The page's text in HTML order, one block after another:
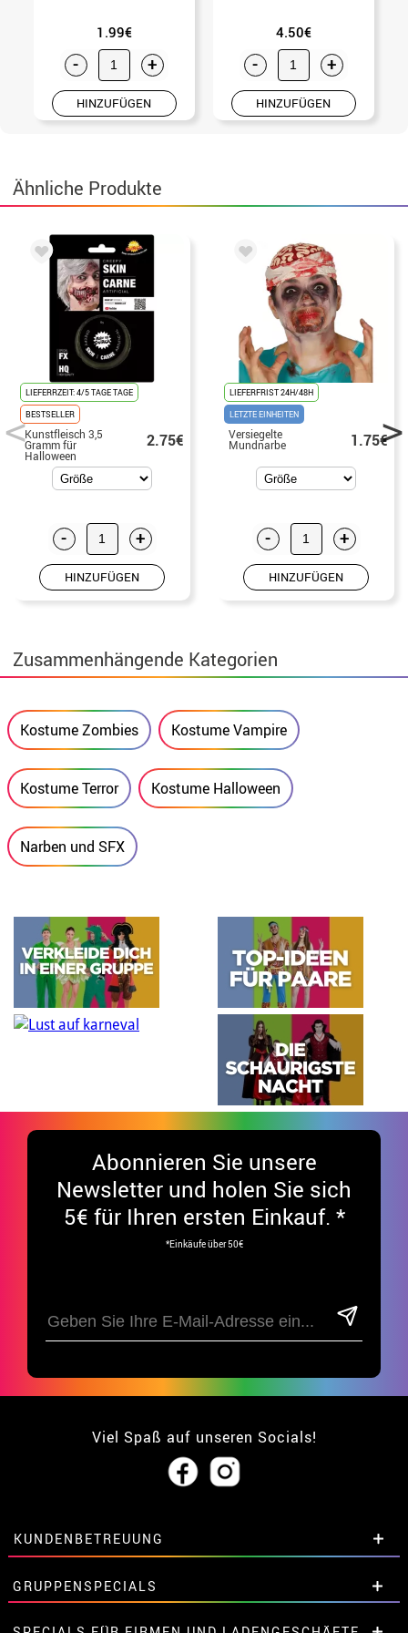
1.99€
- +
HINZUFÜGEN
4.50€
- +
HINZUFÜGEN
Ähnliche Produkte
LIEFERRZEIT: 4/5 TAGE TAGE
BESTSELLER
Kunstfleisch 3,5
Gramm für
Halloween
2.75€
- +
HINZUFÜGEN
LIEFERFRIST 24H/48H
LETZTE EINHEITEN
Versiegelte
Mundnarbe 1.75€
- +
HINZUFÜGEN
Zusammenhängende Kategorien
Kostume Zombies Kostume Vampire
Kostume Terror Kostume Halloween
Narben und SFX
Abonnieren Sie unsere
Newsletter und holen Sie sich
5€ für Ihren ersten Einkauf. *
*Einkäufe über 50€
Viel Spaß auf unseren Socials!
KUNDENBETREUUNG
• Über uns
• Verkaufskonditionen
• Rechtlicher HinweisundDatenschutz
GRUPPENSPECIALS